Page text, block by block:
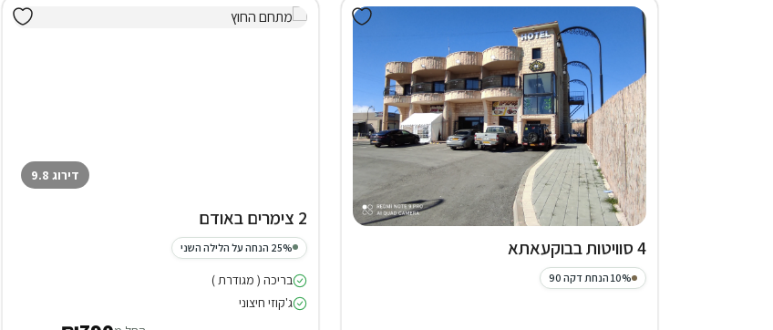
4 סוויטות בבוקעאתא
10% הנחת דקה 90
דירוג 9.8
2 צימרים באודם
25% הנחה על הלילה השני
בריכה ( מגודרת )
ג'קוזי חיצוני